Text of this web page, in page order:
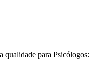
qualidade para Psicólogos: